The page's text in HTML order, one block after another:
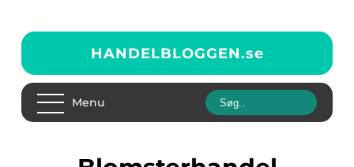
HANDELBLOGGEN.se
Menu